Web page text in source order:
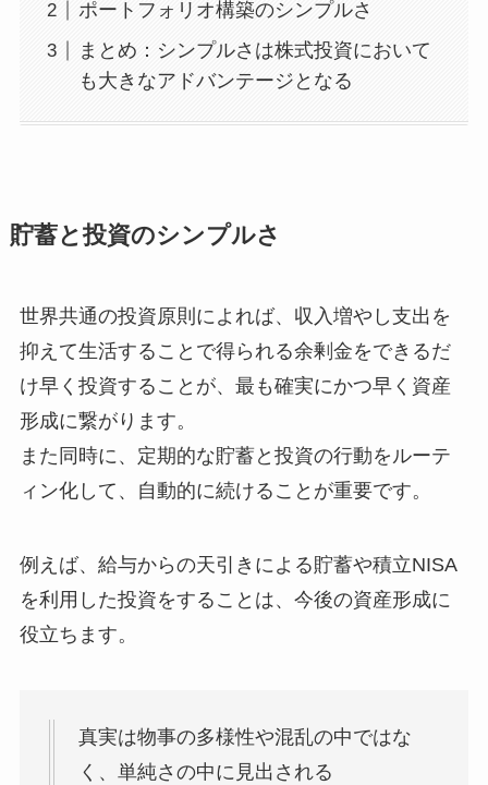
ポートフォリオ構築のシンプルさ
まとめ：シンプルさは株式投資において
も大きなアドバンテージとなる
貯蓄と投資のシンプルさ
世界共通の投資原則によれば、収入増やし支出を
抑えて生活することで得られる余剰金をできるだ
け早く投資することが、最も確実にかつ早く資産
形成に繋がります。
また同時に、定期的な貯蓄と投資の行動をルーテ
ィン化して、自動的に続けることが重要です。
例えば、給与からの天引きによる貯蓄や積立NISA
を利用した投資をすることは、今後の資産形成に
役立ちます。
真実は物事の多様性や混乱の中ではな
く、単純さの中に見出される